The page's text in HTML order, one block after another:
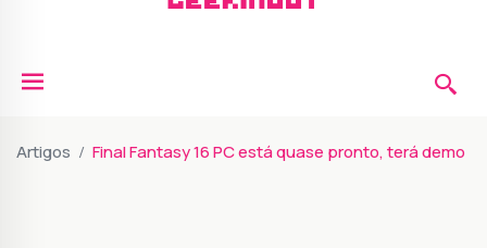
Artigos Final Fantasy 16 PC está quase pronto, terá demo